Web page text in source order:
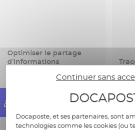
Optimiser le partage
d'informations
Continuer sans
Docaposte, et ses partenaires, sont
technologies comme les cookies (ou